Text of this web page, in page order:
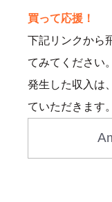
買って応援！
下記リンクから
てみてください。
発生した収入は
ていただきます。